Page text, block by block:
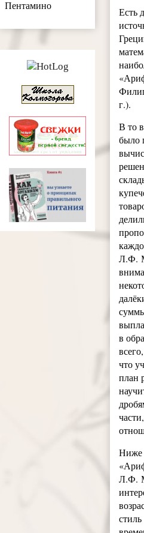
Есть
г.).
В то
было
Л.Ф.
в
что
план
Ниже
Л.Ф.
Пентамино